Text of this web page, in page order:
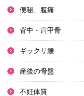
便秘、腹痛
背中・肩甲骨
ギックリ腰
産後の骨盤
不妊体質